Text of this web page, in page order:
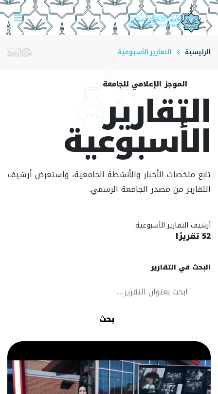
الرئيسية التقارير الأسبوعية
الموجز الإعلامي للجامعة
التقارير
الأسبوعية
تابع ملخصات الأخبار والأنشطة الجامعية، واستعرض أرشيف
التقارير من مصدر الجامعة الرسمي.
أرشيف التقارير الأسبوعية
52 تقريرًا
البحث في التقارير
بحث